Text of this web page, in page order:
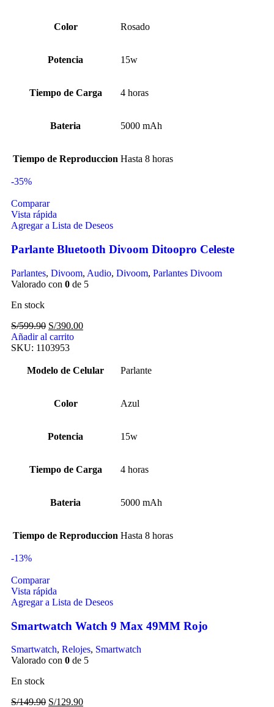
Color Rosado
Potencia 15w
Tiempo de Carga 4 horas
Bateria 5000 mAh
Tiempo de Reproduccion Hasta 8 horas
-35%
Comparar
Vista rápida
Agregar a Lista de Deseos
Parlante Bluetooth Divoom Ditoopro Celeste
Parlantes, Divoom, Audio, Divoom, Parlantes Divoom
Valorado con 0 de 5
En stock
S/599.90 S/390.00
Añadir al carrito
SKU: 1103953
Modelo de Celular Parlante
Color Azul
Potencia 15w
Tiempo de Carga 4 horas
Bateria 5000 mAh
Tiempo de Reproduccion Hasta 8 horas
-13%
Comparar
Vista rápida
Agregar a Lista de Deseos
Smartwatch Watch 9 Max 49MM Rojo
Smartwatch, Relojes, Smartwatch
Valorado con 0 de 5
En stock
S/149.90 S/129.90